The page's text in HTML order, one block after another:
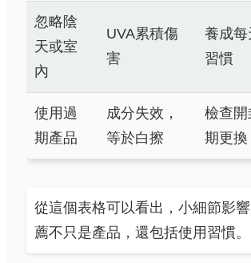
忽略陰
天或室
內
UVA累積傷
害
養成每
習慣
使用過
期產品
成分失效，
等於白擦
檢查開
期更換
從這個表格可以看出，小細節影
薦不只是產品，還包括使用習慣。